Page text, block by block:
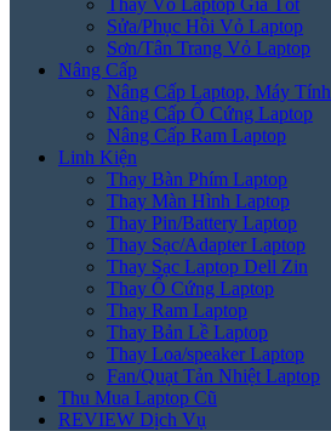
Thay Vỏ Laptop Giá Tốt
Sửa/Phục Hồi Vỏ Laptop
Sơn/Tân Trang Vỏ Laptop
Nâng Cấp
Nâng Cấp Laptop, Máy Tính
Nâng Cấp Ổ Cứng Laptop
Nâng Cấp Ram Laptop
Linh Kiện
Thay Bàn Phím Laptop
Thay Màn Hình Laptop
Thay Pin/Battery Laptop
Thay Sạc/Adapter Laptop
Thay Sạc Laptop Dell Zin
Thay Ổ Cứng Laptop
Thay Ram Laptop
Thay Bản Lề Laptop
Thay Loa/speaker Laptop
Fan/Quạt Tản Nhiệt Laptop
Thu Mua Laptop Cũ
REVIEW Dịch Vụ